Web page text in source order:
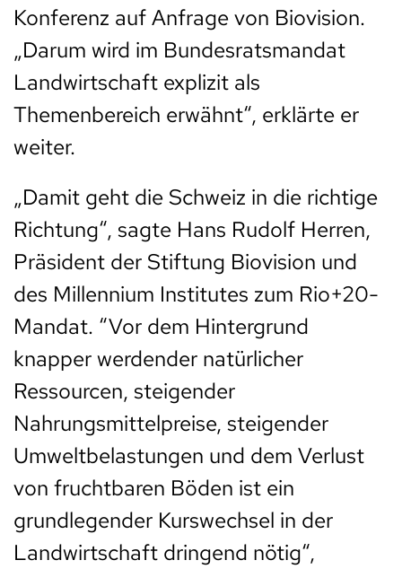
Konferenz auf Anfrage von Biovision.
„Darum wird im Bundesratsmandat
Landwirtschaft explizit als
Themenbereich erwähnt“, erklärte er
weiter.
„Damit geht die Schweiz in die richtige
Richtung“, sagte Hans Rudolf Herren,
Präsident der Stiftung Biovision und
des Millennium Institutes zum Rio+20-
Mandat. “Vor dem Hintergrund
knapper werdender natürlicher
Ressourcen, steigender
Nahrungsmittelpreise, steigender
Umweltbelastungen und dem Verlust
von fruchtbaren Böden ist ein
grundlegender Kurswechsel in der
Landwirtschaft dringend nötig“,